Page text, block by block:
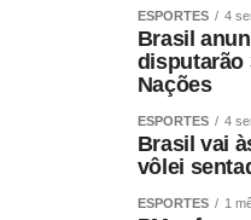
ESPORTES 4
Brasil
disputarão
Nações
ESPORTES 4
Brasil vai
vôlei
ESPORTES 1